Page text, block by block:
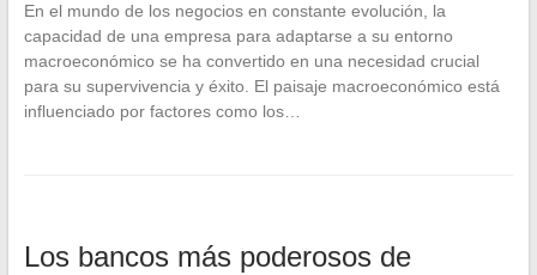
En el mundo de los negocios en constante evolución, la
capacidad de una empresa para adaptarse a su entorno
macroeconómico se ha convertido en una necesidad crucial
para su supervivencia y éxito. El paisaje macroeconómico está
influenciado por factores como los…
Los bancos más poderosos de